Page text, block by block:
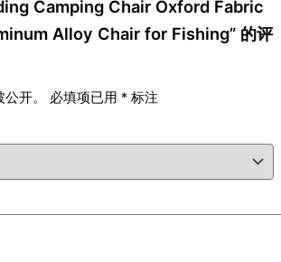
Camping Chair Oxford Fabric
Alloy Chair for Fishing” 的评
开。 必填项已用 * 标注